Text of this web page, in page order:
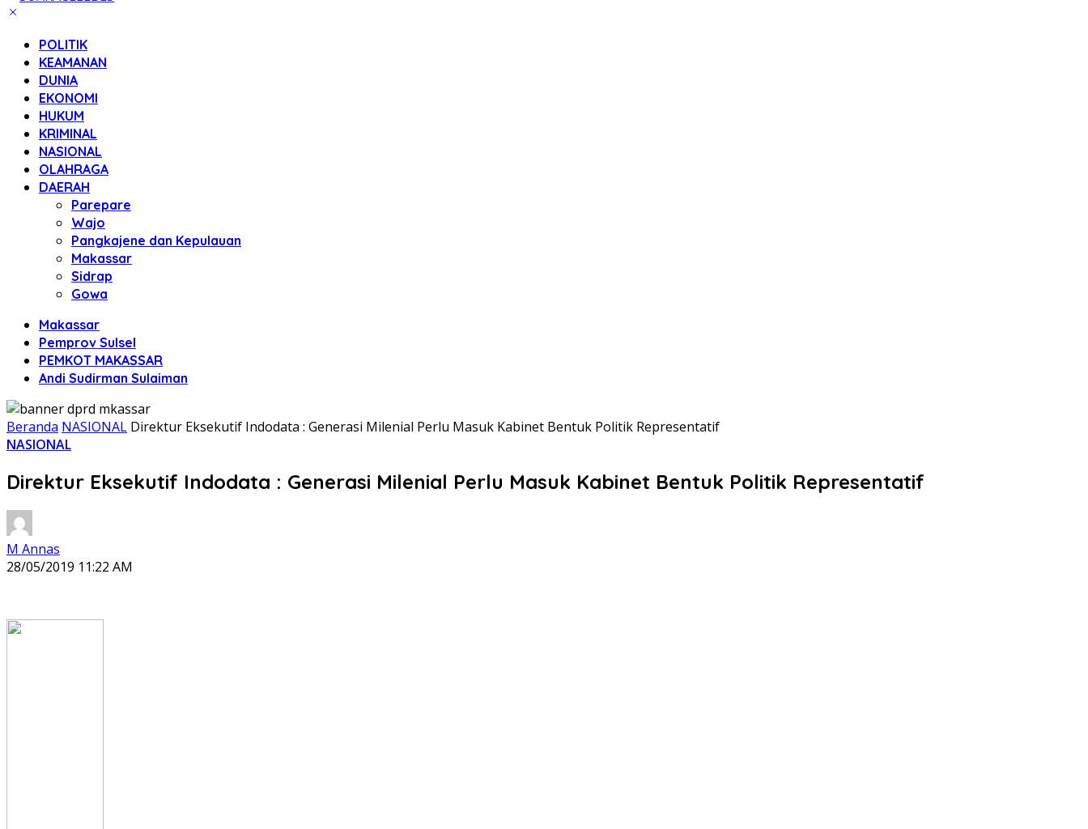
POLITIK
KEAMANAN
DUNIA
EKONOMI
HUKUM
KRIMINAL
NASIONAL
OLAHRAGA
DAERAH
Parepare
Wajo
Pangkajene dan Kepulauan
Makassar
Sidrap
Gowa
Makassar
Pemprov Sulsel
PEMKOT MAKASSAR
Andi Sudirman Sulaiman
Beranda NASIONAL Direktur Eksekutif Indodata : Generasi Milenial Perlu Masuk Kabinet Bentuk Politik Representatif
NASIONAL
Direktur Eksekutif Indodata : Generasi Milenial Perlu Masuk Kabinet Bentuk Politik Representatif
M Annas
28/05/2019 11:22 AM